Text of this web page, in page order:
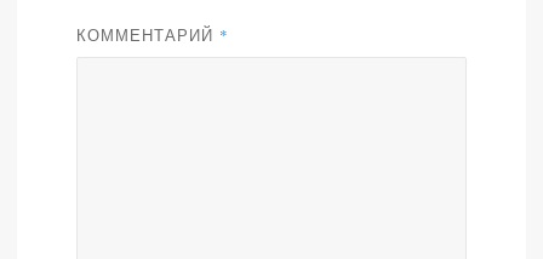
КОММЕНТАРИЙ *